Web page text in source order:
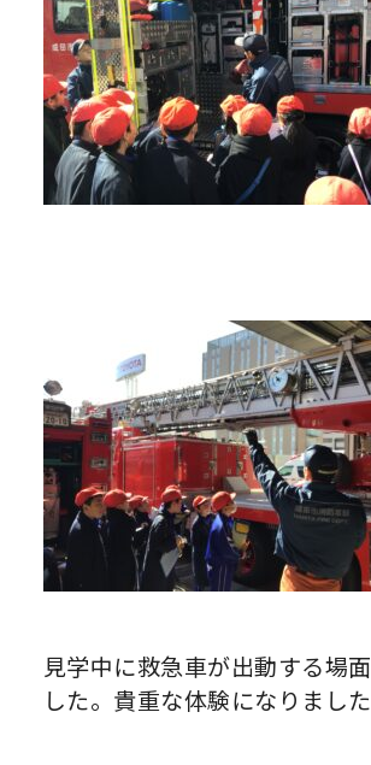
見学中に救急車が出動する場
した。貴重な体験になりました